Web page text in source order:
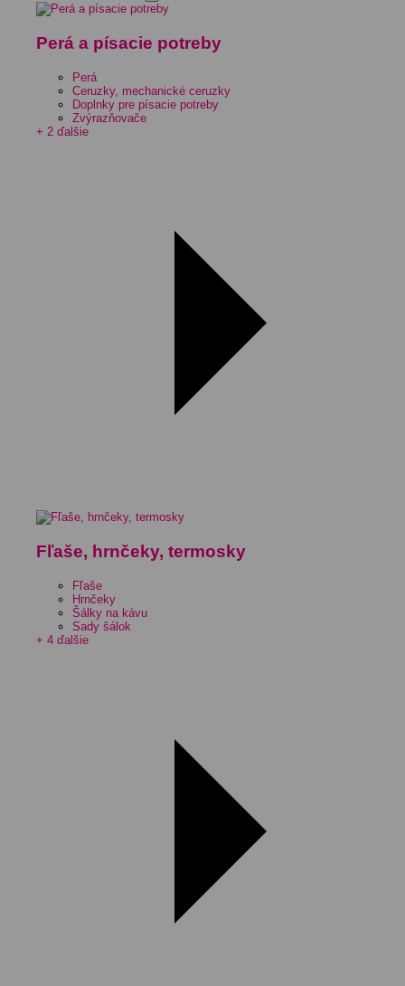
Perá a písacie potreby
Perá
Ceruzky, mechanické ceruzky
Doplnky pre písacie potreby
Zvýrazňovače
+ 2 ďalšie
Fľaše, hrnčeky, termosky
Fľaše
Hrnčeky
Šálky na kávu
Sady šálok
+ 4 ďalšie